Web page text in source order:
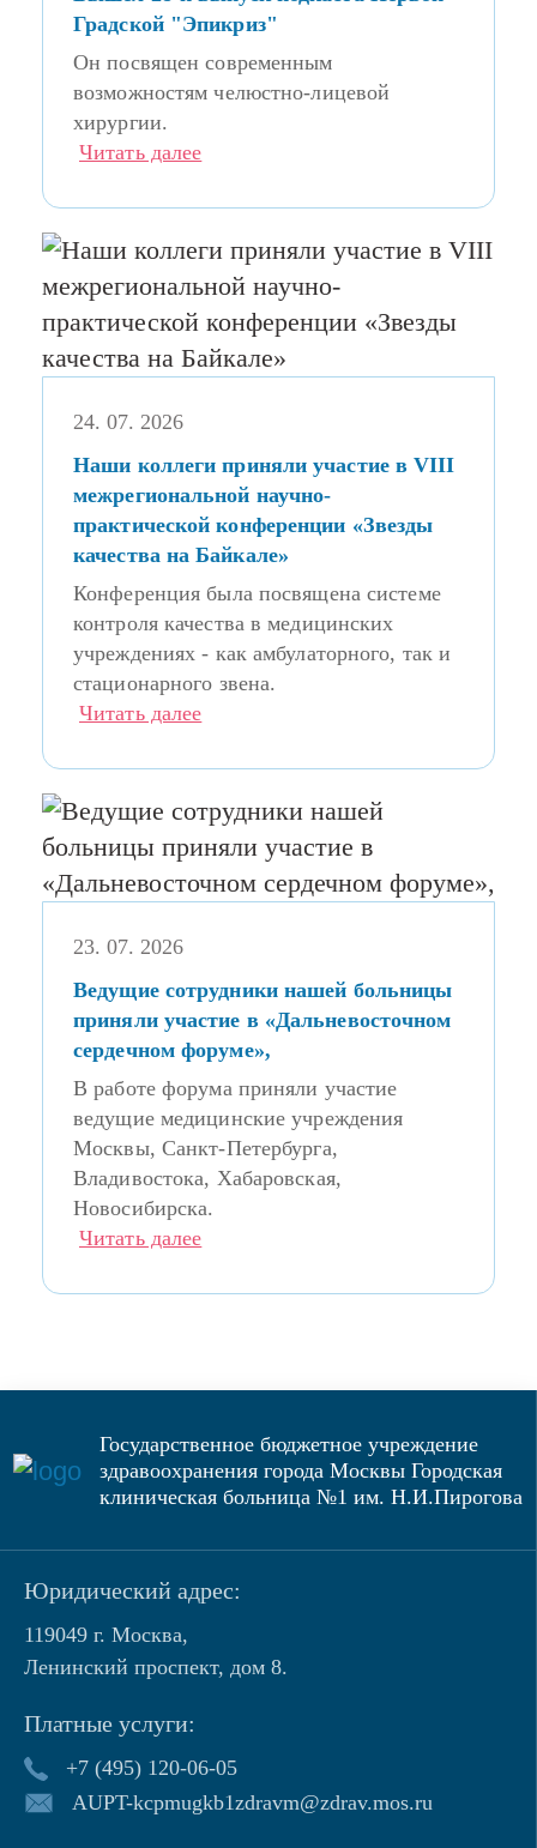
Градской "Эпикриз"
Он посвящен современным
возможностям челюстно-лицевой
хирургии.
Читать далее
24. 07. 2026
Наши коллеги приняли участие в VIII
межрегиональной научно-
практической конференции «Звезды
качества на Байкале»
Конференция была посвящена системе
контроля качества в медицинских
учреждениях - как амбулаторного, так и
стационарного звена.
Читать далее
23. 07. 2026
Ведущие сотрудники нашей больницы
приняли участие в «Дальневосточном
сердечном форуме»,
В работе форума приняли участие
ведущие медицинские учреждения
Москвы, Санкт-Петербурга,
Владивостока, Хабаровская,
Новосибирска.
Читать далее
Государственное бюджетное учреждение
здравоохранения города Москвы Городская
клиническая больница №1 им. Н.И.Пирогова
Юридический адрес:
119049 г. Москва,
Ленинский проспект, дом 8.
Платные услуги:
+7 (495) 120-06-05
AUPT-kcpmugkb1zdravm@zdrav.mos.ru